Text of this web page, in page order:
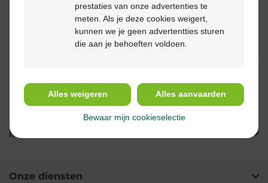
Productbeschrijving
Indicaties
Ingrediënten
Onze diensten
prestaties van onze advertenties te
meten. Als je deze cookies weigert,
kunnen we je geen advertentties sturen
die aan je behoeften voldoen.
Alles weigeren Alles aanvaarden
Bewaar mijn cookieselectie